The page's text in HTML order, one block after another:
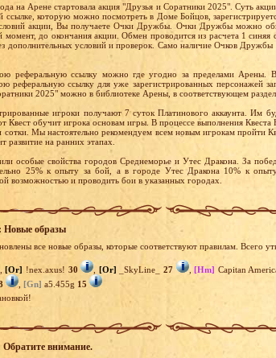
на Арене стартовала акция "Друзья и Соратники 2025". Суть
ссылке, которую можно посмотреть в Доме Бойцов,
акции, Вы получаете Очки Дружбы. Очки Дружбы можно
до окончания акции. Обмен проводится из расчета 1
дополнительных условий и проверок. Само наличие Очков Дружбы
реферальную ссылку можно где угодно за пределами Арены.
реферальную ссылку для уже зарегистрированных персонажей
2025" можно в библиотеке Арены, в соответствующем
игроки получают 7 суток Платинового аккаунта. Им
Квест обучит игрока основам игры. В процессе выполнения
сотки. Мы настоятельно рекомендуем всем новым игрокам пройти
развитие на ранних этапах.
особые свойства городов Среднеморье и Утес Дракона. За
25% к опыту за бой, а в городе Утес Дракона 10% к
возможностью и проводить бои в указанных городах.
Новые образы
все новые образы, которые соответствуют правилам. Всего
, [Or] !nex.axus! 30 , [Or] _SkyLine_27 , [Hm] Capitan
, [Gn] a5.455g 15
Обратите внимание.